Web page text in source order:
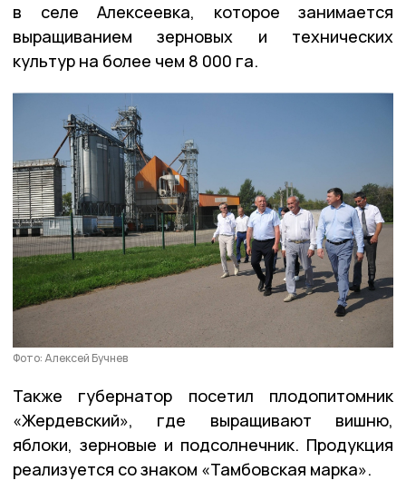
в селе Алексеевка, которое занимается
выращиванием зерновых и технических
культур на более чем 8 000 га.
Фото: Алексей Бучнев
Также губернатор посетил плодопитомник
«Жердевский», где выращивают вишню,
яблоки, зерновые и подсолнечник. Продукция
реализуется со знаком «Тамбовская марка».